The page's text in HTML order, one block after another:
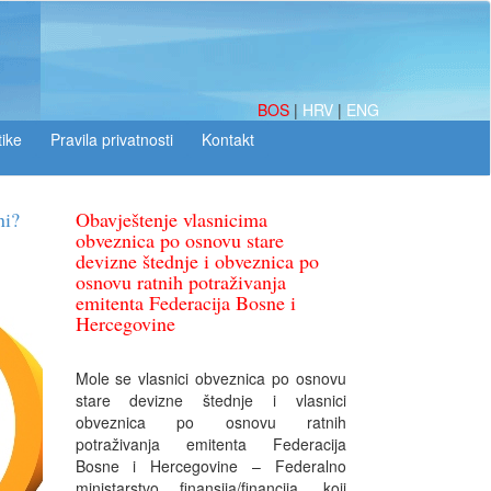
BOS | HRV | ENG
Obavještenje vlasnicima
obveznica po osnovu stare
devizne štednje i obveznica po
osnovu ratnih potraživanja
emitenta Federacija Bosne i
Hercegovine
Mole se vlasnici obveznica po osnovu
stare devizne štednje i vlasnici
obveznica po osnovu ratnih
potraživanja emitenta Federacija
Bosne i Hercegovine – Federalno